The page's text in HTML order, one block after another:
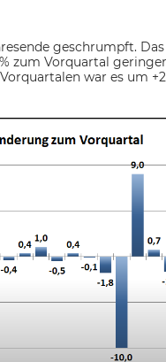
geschrumpft.
zum Vorquartal
war es um